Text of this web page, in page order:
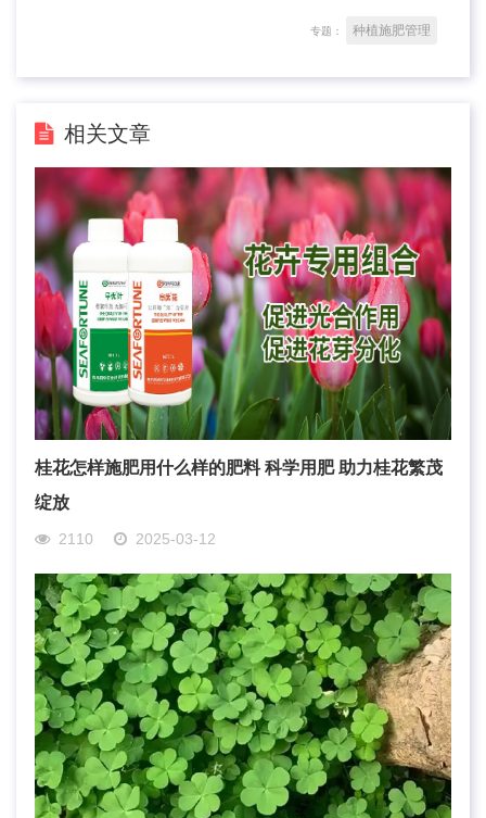
专题： 种植施肥管理
相关文章
桂花怎样施肥用什么样的肥料 科学用肥 助力桂花繁茂
绽放
2110 2025-03-12